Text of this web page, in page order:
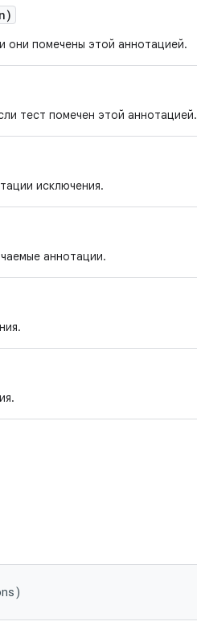
они помечены этой аннотацией.
тест помечен этой аннотацией.
исключения.
аннотации.